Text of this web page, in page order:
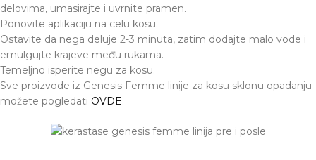
delovima, umasirajte i uvrnite pramen.
Ponovite aplikaciju na celu kosu.
Ostavite da nega deluje 2-3 minuta, zatim dodajte malo vode i
emulgujte krajeve među rukama.
Temeljno isperite negu za kosu.
Sve proizvode iz Genesis Femme linije za kosu sklonu opadanju
možete pogledati OVDE.